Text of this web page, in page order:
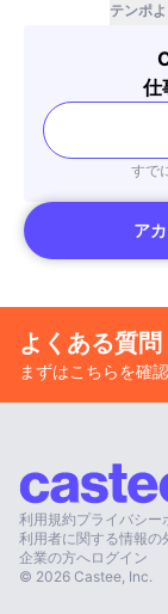
テンポ
仕
すで
ア
よくある質問
まずはこちらを確
利用規約プライバシー
利用者に関する情報の
企業の方へログイン
© 2026 Castee, Inc.